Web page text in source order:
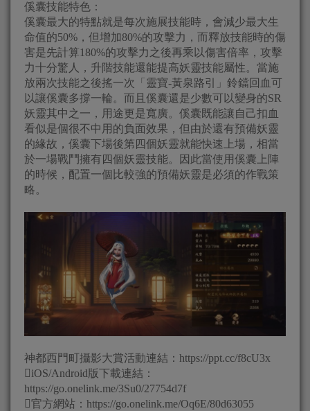
傒囊技能特色：
傒囊最大的特點就是每次施展技能時，會減少最大生
命值的50%，但增加80%的攻擊力，而釋放技能時的傷
害是先計算180%的攻擊力之後再乘以傷害倍率，攻擊
力十分驚人，升階技能還能提高妖靈技能屬性。當施
放兩次技能之後搖一次「靈寶-黃泉路引」鈴鐺回血可
以讓傒囊多撐一輪。而且傒囊還是少數可以變身的SR
妖靈其中之一，用途更是寬廣。傒囊既能讓自己扣血
看似是個很不中用的負面效果，但由於還有預備妖靈
的緣故，傒囊下場後第四個妖靈就能快速上場，相當
於一場戰鬥擁有四個妖靈技能。因此當使用傒囊上陣
的時候，配置一個比較強的預備妖靈是必須的作戰策
略。
神都西門町攝影大賞活動連結：https://ppt.cc/f8cU3x
iOS/Android版下載連結：
https://go.onelink.me/3Su0/27754d7f
官方網站：https://go.onelink.me/Oq6E/80d63055